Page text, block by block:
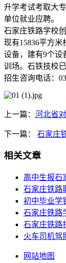
升学考试考取大
单位就业应聘。
石家庄铁路学校
现有15836平方米
设备，建有9个设
训场。石铁技校
招生咨询电话：
上一篇： 河北省
下一篇： 石家庄
相关文章
高中生报石
石家庄铁路
初中毕业学
石家庄铁路
石家庄铁路
火车司机驾
网站地图